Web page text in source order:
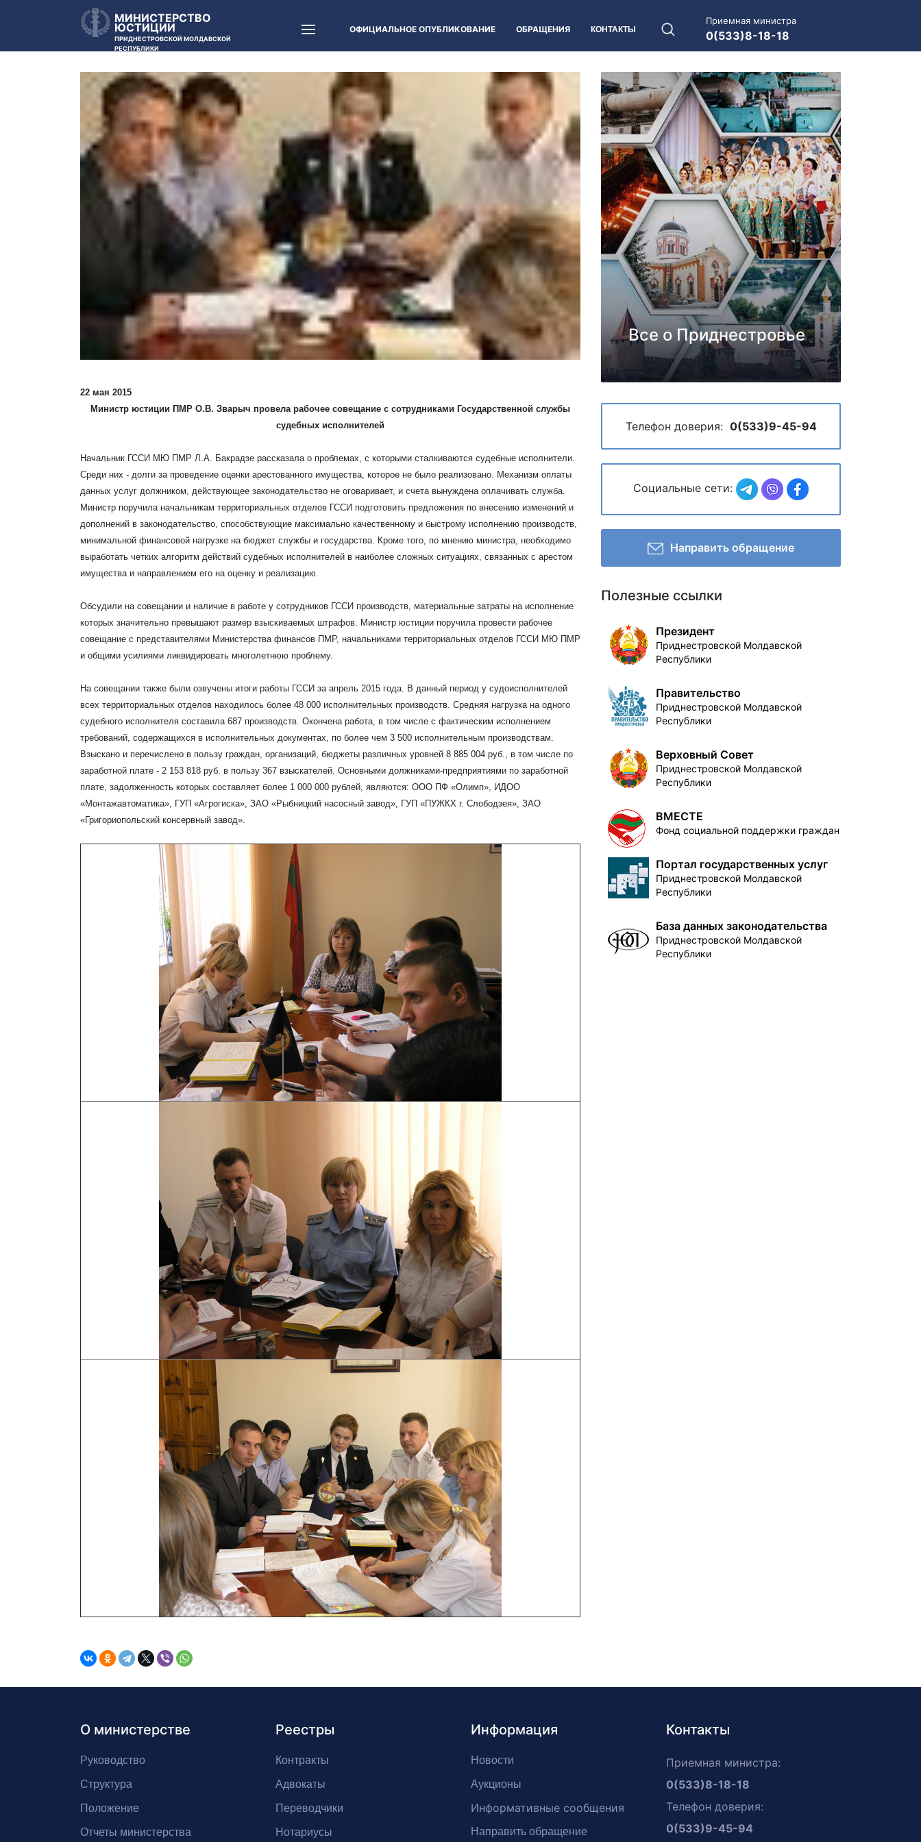
МИНИСТЕРСТВО
ЮСТИЦИИ
ПРИДНЕСТРОВСКОЙ МОЛДАВСКОЙ
РЕСПУБЛИКИ
ОФИЦИАЛЬНОЕ ОПУБЛИКОВАНИЕ ОБРАЩЕНИЯ КОНТАКТЫ
Приемная министра
0(533)8-18-18
22 мая 2015
Министр юстиции ПМР О.В. Зварыч провела рабочее совещание с сотрудниками Государственной службы
судебных исполнителей
Начальник ГССИ МЮ ПМР Л.А. Бакрадзе рассказала о проблемах, с которыми сталкиваются судебные исполнители.
Среди них - долги за проведение оценки арестованного имущества, которое не было реализовано. Механизм оплаты
данных услуг должником, действующее законодательство не оговаривает, и счета вынуждена оплачивать служба.
Министр поручила начальникам территориальных отделов ГССИ подготовить предложения по внесению изменений и
дополнений в законодательство, способствующие максимально качественному и быстрому исполнению производств,
минимальной финансовой нагрузке на бюджет службы и государства. Кроме того, по мнению министра, необходимо
выработать четких алгоритм действий судебных исполнителей в наиболее сложных ситуациях, связанных с арестом
имущества и направлением его на оценку и реализацию.
Обсудили на совещании и наличие в работе у сотрудников ГССИ производств, материальные затраты на исполнение
которых значительно превышают размер взыскиваемых штрафов. Министр юстиции поручила провести рабочее
совещание с представителями Министерства финансов ПМР, начальниками территориальных отделов ГССИ МЮ ПМР
и общими усилиями ликвидировать многолетнюю проблему.
На совещании также были озвучены итоги работы ГССИ за апрель 2015 года. В данный период у судоисполнителей
всех территориальных отделов находилось более 48 000 исполнительных производств. Средняя нагрузка на одного
судебного исполнителя составила 687 производств. Окончена работа, в том числе с фактическим исполнением
требований, содержащихся в исполнительных документах, по более чем 3 500 исполнительным производствам.
Взыскано и перечислено в пользу граждан, организаций, бюджеты различных уровней 8 885 004 руб., в том числе по
заработной плате - 2 153 818 руб. в пользу 367 взыскателей. Основными должниками-предприятиями по заработной
плате, задолженность которых составляет более 1 000 000 рублей, являются: ООО ПФ «Олимп», ИДОО
«Монтажавтоматика», ГУП «Агрогиска», ЗАО «Рыбницкий насосный завод», ГУП «ПУЖКХ г. Слободзея», ЗАО
«Григориопольский консервный завод».
Все о Приднестровье
Телефон доверия: 0(533)9-45-94
Социальные сети:
Направить обращение
Полезные ссылки
Президент
Приднестровской Молдавской
Республики
Правительство
Приднестровской Молдавской
Республики
Верховный Совет
Приднестровской Молдавской
Республики
ВМЕСТЕ
Фонд социальной поддержки граждан
Портал государственных услуг
Приднестровской Молдавской
Республики
База данных законодательства
Приднестровской Молдавской
Республики
О министерстве
Руководство
Структура
Положение
Отчеты министерства
Реестры
Контракты
Адвокаты
Переводчики
Нотариусы
Информация
Новости
Аукционы
Информативные сообщения
Направить обращение
Контакты
Приемная министра:
0(533)8-18-18
Телефон доверия:
0(533)9-45-94